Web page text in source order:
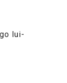
lui-